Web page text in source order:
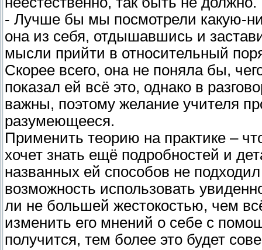
- Лучше бы мы посмотрели какую-
она из себя, отдышавшись и
мысли прийти в относительный
Скорее всего, она не поняла бы,
показал ей всё это, однако в
важны, поэтому желание учителя
разумеющееся.
Применить теорию на практике –
хочет знать ещё подробностей и
названных ей способов не
возможность использовать
ли не большей жестокостью, чем
изменить его мнений о себе с
получится, тем более это будет